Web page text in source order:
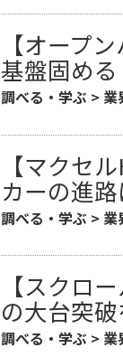
【オープ
基盤固める
調べる・学ぶ > 業
【マクセ
カーの進路
調べる・学ぶ > 業
【スクロ
の大台突
調べる・学ぶ > 業